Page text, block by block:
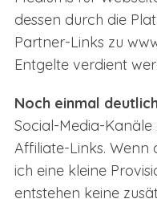
dessen durch die
Partner-Links zu
Entgelte verdient
Noch einmal
Social-Media-
Affiliate-Links.
ich eine kleine
entstehen keine